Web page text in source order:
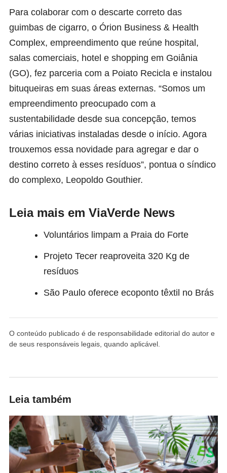
Para colaborar com o descarte correto das
guimbas de cigarro, o Órion Business & Health
Complex, empreendimento que reúne hospital,
salas comerciais, hotel e shopping em Goiânia
(GO), fez parceria com a Poiato Recicla e instalou
bituqueiras em suas áreas externas. “Somos um
empreendimento preocupado com a
sustentabilidade desde sua concepção, temos
várias iniciativas instaladas desde o início. Agora
trouxemos essa novidade para agregar e dar o
destino correto à esses resíduos”, pontua o síndico
do complexo, Leopoldo Gouthier.
Leia mais em ViaVerde News
Voluntários limpam a Praia do Forte
Projeto Tecer reaproveita 320 Kg de
resíduos
São Paulo oferece ecoponto têxtil no Brás
O conteúdo publicado é de responsabilidade editorial do autor e
de seus responsáveis legais, quando aplicável.
Leia também